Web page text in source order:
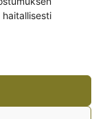
messages from